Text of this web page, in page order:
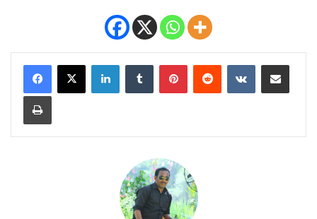
LinkedInTumblr PinterestReddit VKontakteShare via Email
Print